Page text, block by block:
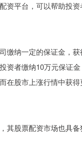
资平台，可以帮助投资
缴纳一定的保证金，
资者缴纳10万元保证
在股市上涨行情中获得
其股票配资市场也具备